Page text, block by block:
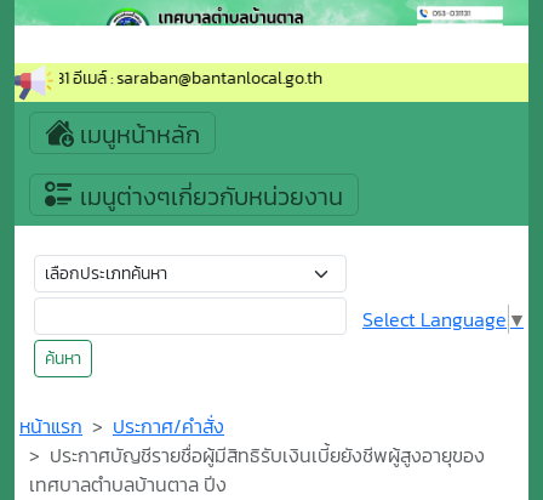
อีเมล์ : saraban@bantanlocal.go.th
เมนูหน้าหลัก
เมนูต่างๆเกี่ยวกับหน่วยงาน
ค้นหา
Select Language ▼
หน้าแรก
ประกาศ/คำสั่ง
ประกาศบัญชีรายชื่อผู้มีสิทธิรับเงินเบี้ยยังชีพผู้สูงอายุของ
เทศบาลตำบลบ้านตาล ปีง